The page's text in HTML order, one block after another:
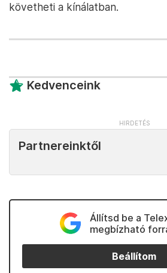
követheti a kínálatban.
Kedvenceink
Partnereinktől
Állítsd be a
megbízható
Beállítom